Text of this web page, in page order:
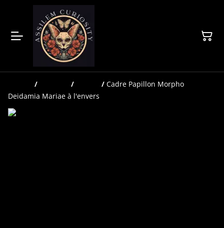
/ / / Cadre Papillon Morpho
Deidamia Mariae à l'envers